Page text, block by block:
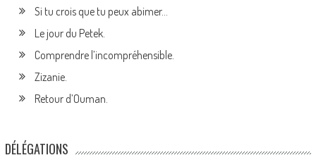
Si tu crois que tu peux abimer…
Le jour du Petek.
Comprendre l’incompréhensible.
Zizanie.
Retour d’Ouman.
DÉLÉGATIONS